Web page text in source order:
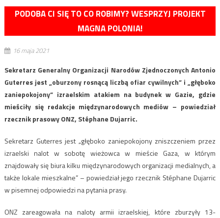
PODOBA CI SIĘ TO CO ROBIMY? WESPRZYJ PROJEKT
MAGNA POLONIA!
16 maja 2021
Sekretarz Generalny Organizacji Narodów Zjednoczonych Antonio
Guterres jest „oburzony rosnącą liczbą ofiar cywilnych” i „głęboko
zaniepokojony” izraelskim atakiem na budynek w Gazie, gdzie
mieściły się redakcje międzynarodowych mediów – powiedział
rzecznik prasowy ONZ, Stéphane Dujarric.
Sekretarz Guterres jest „głęboko zaniepokojony zniszczeniem przez
izraelski nalot w sobotę wieżowca w mieście Gaza, w którym
znajdowały się biura kilku międzynarodowych organizacji medialnych, a
także lokale mieszkalne” – powiedział jego rzecznik Stéphane Dujarric
w pisemnej odpowiedzi na pytania prasy.
ONZ zareagowała na naloty armii izraelskiej, które zburzyły 13-